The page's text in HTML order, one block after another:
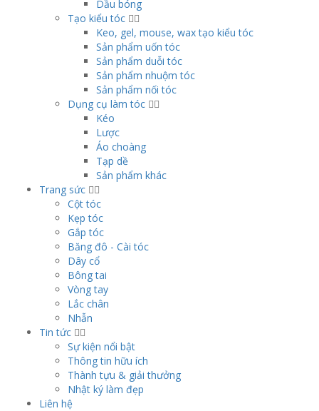
Dầu bóng
Tạo kiểu tóc
Keo, gel, mouse, wax tạo kiểu tóc
Sản phẩm uốn tóc
Sản phẩm duỗi tóc
Sản phẩm nhuộm tóc
Sản phẩm nối tóc
Dụng cụ làm tóc
Kéo
Lược
Áo choàng
Tạp dề
Sản phẩm khác
Trang sức
Cột tóc
Kẹp tóc
Gắp tóc
Băng đô - Cài tóc
Dây cổ
Bông tai
Vòng tay
Lắc chân
Nhẫn
Tin tức
Sự kiện nổi bật
Thông tin hữu ích
Thành tựu & giải thưởng
Nhật ký làm đẹp
Liên hệ